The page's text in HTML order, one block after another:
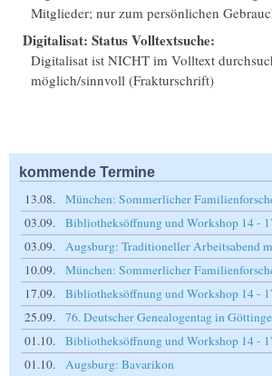
Mitglieder; nur zum persönlichen
Digitalisat: Status Volltextsuche:
Digitalisat ist NICHT im Volltext
möglich/sinnvoll (Frakturschrift)
kommende Termine
13.08.
München: Sommerlicher
03.09.
Bibliotheksöffnung und Workshop 14 -
03.09.
Augsburg: Traditioneller Arbeitsabend
10.09.
München: Sommerlicher
17.09.
Bibliotheksöffnung und Workshop 14 -
25.09.
76. Deutscher Genealogentag in
01.10.
Bibliotheksöffnung und Workshop 14 -
01.10.
Augsburg: Bavarikon